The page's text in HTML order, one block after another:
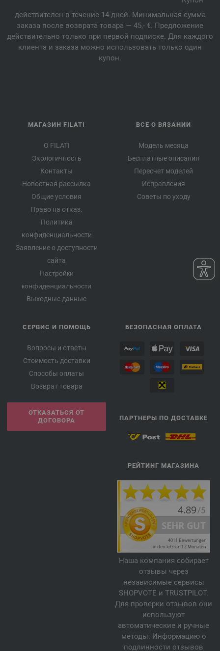
действителен в течение 14 дней. Минимальная сумма
заказа после возврата товара — 45,- €. Предложение
действительно только при первой подписке. Для каждого
клиента и заказа можно использовать только один
купон.
МАГАЗИН FILATI
О FILATI
Экологичность
Контакты
Новостная рассылка
Общие условия
Право на отказ.
Политика
конфиденциальности
Заявление о доступности
сайта
Настройки
конфиденциальности
Выходные данные
ВСЕ О ВЯЗАНИИ
Модель месяца
Бесплатные описания
Пересчет моделей
Исправления
Советы по уходу
СЕРВИС И ПОМОЩЬ
Вопросы и ответы
Стоимость доставки
Способы оплаты
Возврат товара
ОТКАЗАТЬСЯ ОТ
ДОГОВОРА
БЕЗОПАСНАЯ ОПЛАТА
ПАРТНЕРЫ ПО ДОСТАВКЕ
РЕЙТИНГ МАГАЗИНА
Наша компания собирает
отзывы через
независимые сервисы
SHOPVOTE и TRUSTPILOT.
Для проверки отзывов они
используют
автоматические и ручные
методы. Информацию о
подлинности отзывов